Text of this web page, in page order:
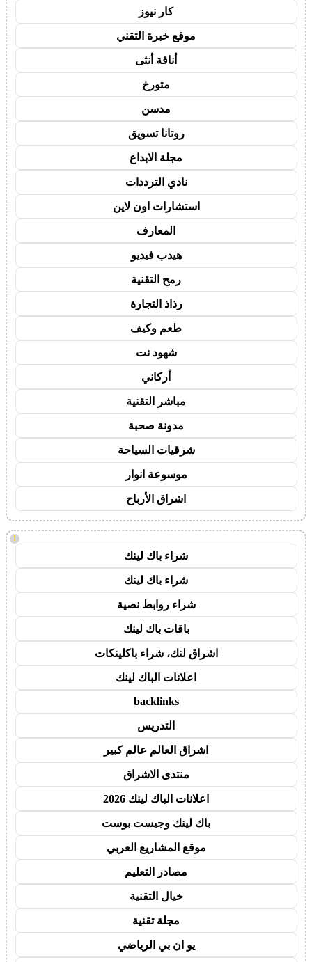
كار نيوز
موقع خبرة التقني
أناقة أنثى
متورخ
مدسن
روتانا تسويق
مجلة الابداع
نادي الترددات
استشارات اون لاين
المعارف
هيدب فيديو
رمح التقنية
رذاذ التجارة
طعم وكيف
شهود نت
أركاني
مباشر التقنية
مدونة صحبة
شرقيات السياحة
موسوعة انوار
اشراق الأرباح
!
شراء باك لينك
شراء باك لينك
شراء روابط نصية
باقات باك لينك
اشراق لنك، شراء باكلينكات
اعلانات الباك لينك
backlinks
التدريس
اشراق العالم عالم كبير
منتدى الاشراق
اعلانات الباك لينك 2026
باك لينك وجيست بوست
موقع المشاريع العربي
مصادر التعليم
خيال التقنية
مجلة تقنية
يو ان بي الرياضي